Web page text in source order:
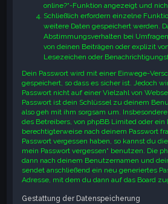
online?“-Funktion angezeigt und
Schließlich erfordern einzelne
weitere Daten gespeichert werden.
Abstimmungsverhalten bei
von deinen Beiträgen oder explizit
Lesezeichen oder
Dein Passwort wird mit einer Einwege-
gespeichert, so dass es sicher ist. Jedoch
Passwort nicht auf einer Vielzahl von
Passwort ist dein Schlüssel zu deinem
also geh mit ihm sorgsam um.
des Betreibers, von phpBB Limited oder ein
berechtigterweise nach deinem Passwort
Passwort vergessen haben, so kannst du
mein Passwort vergessen“ benutzen. Die
dann nach deinem Benutzernamen und
sendet anschließend ein neu generiertes
Adresse, mit dem du dann auf das Board
Gestattung der Datenspeicherung